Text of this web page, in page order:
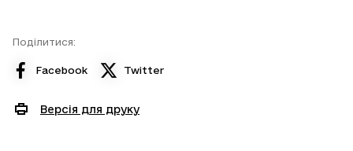
Поділитися:
Facebook Twitter
Версія для друку